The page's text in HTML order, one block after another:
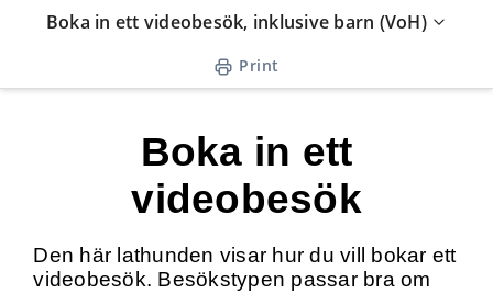
SkipBoka in ett videobesök, inklusive barn (VoH)
Print
Boka in ett
videobesök
Den här lathunden visar hur du vill bokar ett
videobesök. Besökstypen passar bra om